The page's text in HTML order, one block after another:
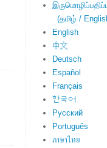
(தமிழ் /
English
中文
Deutsch
Español
Français
한국어
Русский
Português
ภาษาไทย